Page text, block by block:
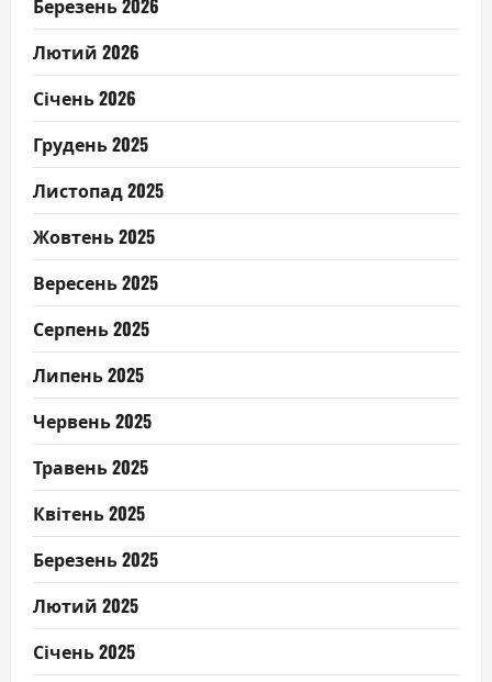
Березень 2026
Лютий 2026
Січень 2026
Грудень 2025
Листопад 2025
Жовтень 2025
Вересень 2025
Серпень 2025
Липень 2025
Червень 2025
Травень 2025
Квітень 2025
Березень 2025
Лютий 2025
Січень 2025